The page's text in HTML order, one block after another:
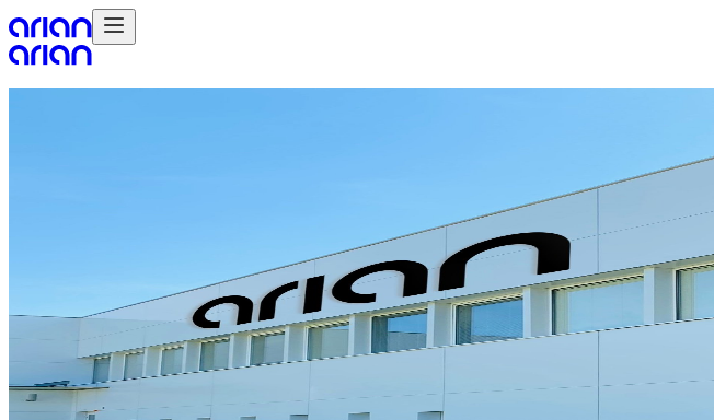
Druckdaten- & Colourmanagement
Lagerung & Versand
Account- & Projektmanagement
Montage
Online Marketplace Management
Branchen
Brands